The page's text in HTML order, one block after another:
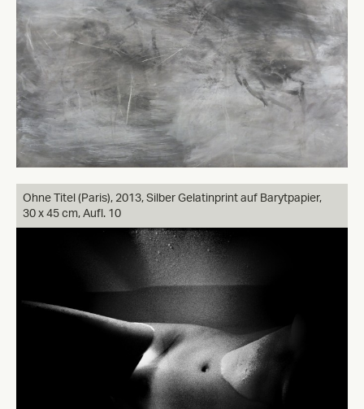
Ohne Titel (Paris), 2013, Silber Gelatinprint auf Barytpapier,
30 x 45 cm, Aufl. 10